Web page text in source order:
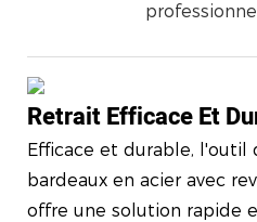
Retrait Efficace Et
Efficace et durable, l'outil
bardeaux en acier avec
offre une solution rapide